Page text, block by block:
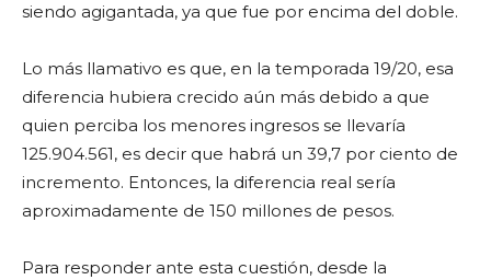
siendo agigantada, ya que fue por encima del doble.
Lo más llamativo es que, en la temporada 19/20, esa
diferencia hubiera crecido aún más debido a que
quien perciba los menores ingresos se llevaría
125.904.561, es decir que habrá un 39,7 por ciento de
incremento. Entonces, la diferencia real sería
aproximadamente de 150 millones de pesos.
Para responder ante esta cuestión, desde la